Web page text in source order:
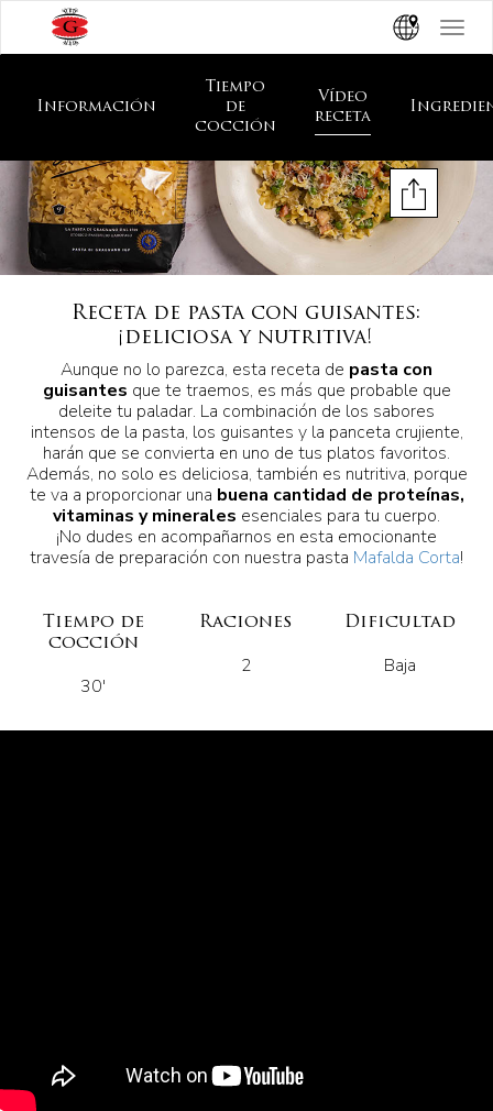
Toggle
Receta de pasta con guisantes:
¡deliciosa y nutritiva!
Aunque no lo parezca, esta receta de pasta con
guisantes que te traemos, es más que probable que
deleite tu paladar. La combinación de los sabores
intensos de la pasta, los guisantes y la panceta crujiente,
harán que se convierta en uno de tus platos favoritos.
Además, no solo es deliciosa, también es nutritiva, porque
te va a proporcionar una buena cantidad de proteínas,
vitaminas y minerales esenciales para tu cuerpo.
¡No dudes en acompañarnos en esta emocionante
travesía de preparación con nuestra pasta Mafalda Corta!
Información
Tiempo
de
cocción
Vídeo
receta
Tiempo de
cocción
30'
Raciones
2
Dificultad
Baja